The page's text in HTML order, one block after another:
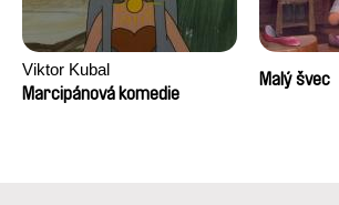
Viktor Kubal
Marcipánová komedie
Malý švec